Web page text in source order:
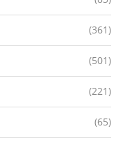
(361)
(501)
(221)
(65)